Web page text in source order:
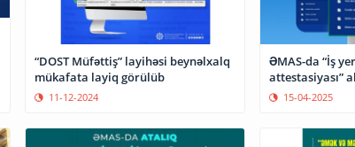
“DOST Müfəttiş” layihəsi beynəlxalq
mükafata layiq görülüb
11-12-2024
ƏMAS-da “İş
attestasiyası”
15-04-2025